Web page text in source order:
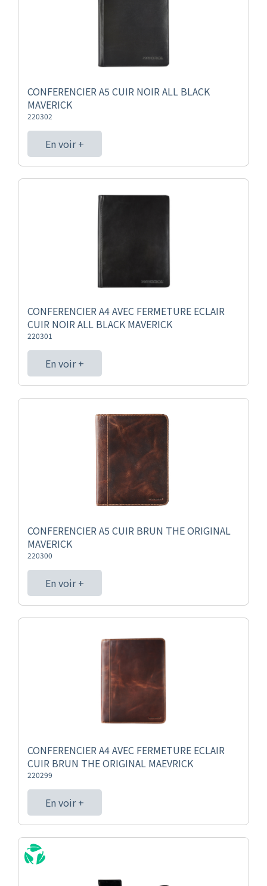
CONFERENCIER A5 CUIR NOIR ALL BLACK
MAVERICK
220302
En voir +
CONFERENCIER A4 AVEC FERMETURE ECLAIR
CUIR NOIR ALL BLACK MAVERICK
220301
En voir +
CONFERENCIER A5 CUIR BRUN THE ORIGINAL
MAVERICK
220300
En voir +
CONFERENCIER A4 AVEC FERMETURE ECLAIR
CUIR BRUN THE ORIGINAL MAEVRICK
220299
En voir +